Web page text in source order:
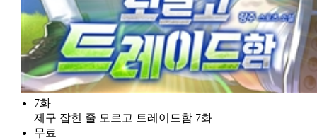
7화
제구 잡힌 줄 모르고 트레이드함 7화
무료